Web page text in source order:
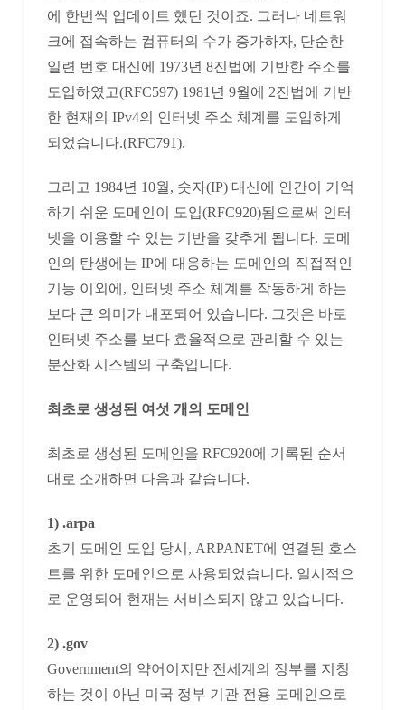
에 한번씩 업데이트 했던 것이죠. 그러나 네트워
크에 접속하는 컴퓨터의 수가 증가하자, 단순한
일련 번호 대신에 1973년 8진법에 기반한 주소를
도입하였고(RFC597) 1981년 9월에 2진법에 기반
한 현재의 IPv4의 인터넷 주소 체계를 도입하게
되었습니다.(RFC791).
그리고 1984년 10월, 숫자(IP) 대신에 인간이 기억
하기 쉬운 도메인이 도입(RFC920)됨으로써 인터
넷을 이용할 수 있는 기반을 갖추게 됩니다. 도메
인의 탄생에는 IP에 대응하는 도메인의 직접적인
기능 이외에, 인터넷 주소 체계를 작동하게 하는
보다 큰 의미가 내포되어 있습니다. 그것은 바로
인터넷 주소를 보다 효율적으로 관리할 수 있는
분산화 시스템의 구축입니다.
최초로 생성된 여섯 개의 도메인
최초로 생성된 도메인을 RFC920에 기록된 순서
대로 소개하면 다음과 같습니다.
1) .arpa
초기 도메인 도입 당시, ARPANET에 연결된 호스
트를 위한 도메인으로 사용되었습니다. 일시적으
로 운영되어 현재는 서비스되지 않고 있습니다.
2) .gov
Government의 약어이지만 전세계의 정부를 지칭
하는 것이 아닌 미국 정부 기관 전용 도메인으로